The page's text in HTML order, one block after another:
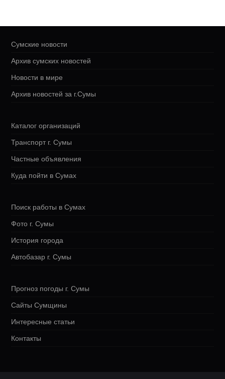
Сумские новости
Архив сумских новостей
Новости в мире
Архив новостей за г.Сумы
Каталог организаций
Транспорт г. Сумы
Частные объявления
Куда пойти в Сумах
Поиск работы в Сумах
Фото г. Сумы
История города
Автобазар г. Сумы
Прогноз погоды г. Сумы
Сайты Сумщины
Интересные статьи
Контакты